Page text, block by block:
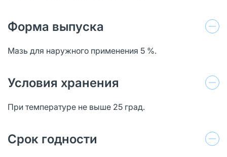
Форма выпуска
Мазь для наружного применения 5 %.
Условия хранения
При температуре не выше 25 град.
Срок годности